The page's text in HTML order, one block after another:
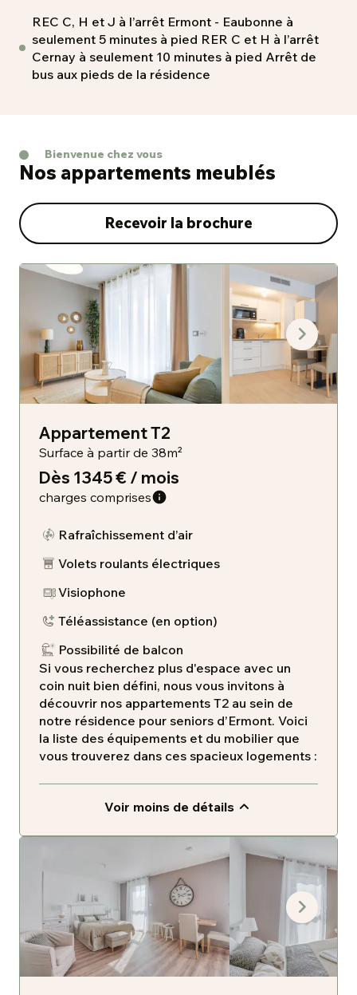
REC C, H et J à l’arrêt Ermont - Eaubonne à
seulement 5 minutes à pied RER C et H à l’arrêt
Cernay à seulement 10 minutes à pied Arrêt de
bus aux pieds de la résidence
Bienvenue chez vous
Nos appartements meublés
Recevoir la brochure
Appartement T2
Surface à partir de 38m²
Dès 1345 € / mois
charges comprises
Rafraîchissement d’air
Volets roulants électriques
Visiophone
​Téléassistance (en option)
Possibilité de balcon
Si vous recherchez plus d'espace avec un
coin nuit bien défini, nous vous invitons à
découvrir nos appartements T2 au sein de
notre résidence pour seniors d’Ermont. Voici
la liste des équipements et du mobilier que
vous trouverez dans ces spacieux logements :
Voir moins de détails